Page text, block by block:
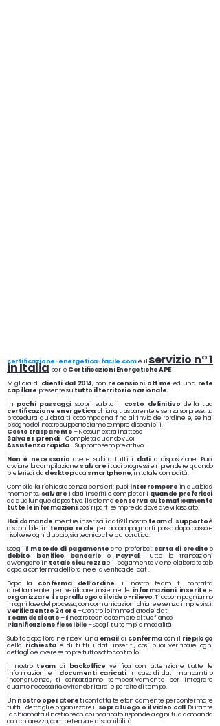
certificazione-energetica-facile.comè ilservizio n° 1
in Italia per le Certificazioni Energetiche APE
Migliaia di clienti dal 2014, con recensioni ottime ed una rete
capillare presente su tutto il territorio nazionale.
In pochi passaggiscopri subito il costo definitivo della tua
certificazione energetica: chiaro, trasparente e senza sorprese. La
procedura guidata ti accompagna fino all’invio dell’ordine e, se hai
bisogno del nostro supporto siamo sempre disponibili.
Costo trasparente– Nessun extra inatteso
Salva e riprendi– Completa quando vuoi
Assistenza rapida– Supporto sempre attivo
Non è necessario avere subito tutti i datia disposizione. Puoi
avviare la compilazione,salvarei tuoi progressi e riprendere quando
preferisci, da desktopo da smartphone, in totale comodità.
Compila la richiesta senza pensieri: puoi interrompere in qualsiasi
momento, salvare i dati inseriti e completarli quando preferisci,
da qualunque dispositivo. Il sistema conserva automaticamente
tutte le informazioni, così riparti sempre da dove avevi lasciato.
Hai domande mentre inserisci i dati? Il nostro teamdi supportoè
disponibile in tempo reale per accompagnarti passo dopo passo e
risolvere ogni dubbio, sia tecnico che burocratico.
Scegli il metodo di pagamento che preferisci: carta di credito o
debito, bonifico bancario o PayPal. Tutte le transazioni
avvengono in totale sicurezzae il pagamento viene elaborato solo
dopo la conferma dell’ordine e la verifica dei dati.
Dopo la conferma dell’ordine, il nostro team ti contatta
direttamente per verificare insieme le informazioni inserite e
organizzare il sopralluogo o il video-rilievo. Ti accompagniamo
in ogni fase del processo, con comunicazioni chiare e senza imprevisti.
Verifica entro 24 ore– Controllo immediato dei dati
Team dedicato– Il nostro tecnico sempre al tuo fianco
Pianificazione flessibile– Scegli tu tempi e modalità
Subito dopo l’ordine ricevi una emaildi confermacon il riepilogo
della richiestae di tutti i dati inseriti, così puoi verificare ogni
dettaglio e avere sempre tutto sotto controllo.
Il nostro teamdi backofficeverifica con attenzione tutte le
informazioni e i documenti caricati. In caso di dati mancanti o
incongruenze, ti contattiamo tempestivamente per integrare
quanto necessario, evitando ritardi e perdite di tempo.
Un nostro operatoreti contatta telefonicamente per confermare
tutti i dettagli e organizzare il sopralluogo o il video call. Durante
la chiamata il nostro tecnico incaricato risponde a ogni tua domanda
con chiarezza, competenza e disponibilità.